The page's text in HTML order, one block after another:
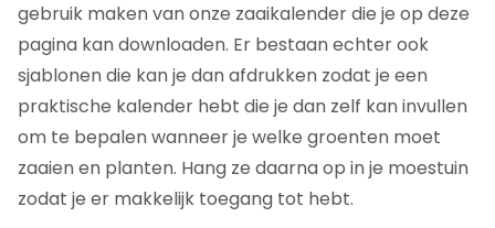
gebruik maken van onze zaaikalender die je op deze
pagina kan downloaden. Er bestaan echter ook
sjablonen die kan je dan afdrukken zodat je een
praktische kalender hebt die je dan zelf kan invullen
om te bepalen wanneer je welke groenten moet
zaaien en planten. Hang ze daarna op in je moestuin
zodat je er makkelijk toegang tot hebt.